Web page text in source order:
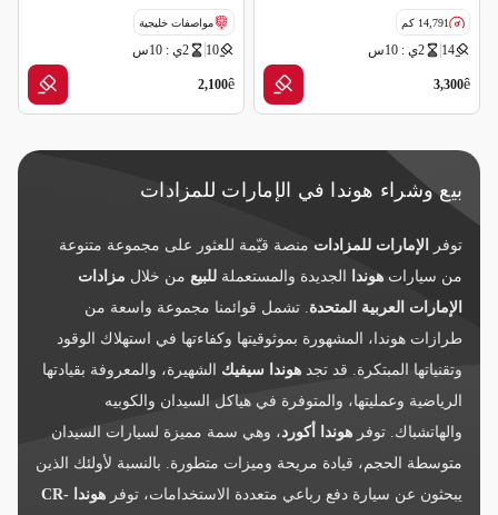
14,791 كم
ملغاه (شركة تأمين)
14 2ي : 10س
ê
3,300
مواصفات خليجية
10 2ي : 10س
ê
2,100
بيع وشراء هوندا في الإمارات للمزادات
توفر الإمارات للمزادات منصة قيّمة للعثور على مجموعة متنوعة
من سيارات هوندا الجديدة والمستعملة للبيع من خلال مزادات
الإمارات العربية المتحدة. تشمل قوائمنا مجموعة واسعة من
طرازات هوندا، المشهورة بموثوقيتها وكفاءتها في استهلاك الوقود
وتقنياتها المبتكرة. قد تجد هوندا سيفيك الشهيرة، والمعروفة بقيادتها
الرياضية وعمليتها، والمتوفرة في هياكل السيدان والكوبيه
والهاتشباك. توفر هوندا أكورد، وهي سمة مميزة لسيارات السيدان
متوسطة الحجم، قيادة مريحة وميزات متطورة. بالنسبة لأولئك الذين
يبحثون عن سيارة دفع رباعي متعددة الاستخدامات، توفر
هوندا CR-